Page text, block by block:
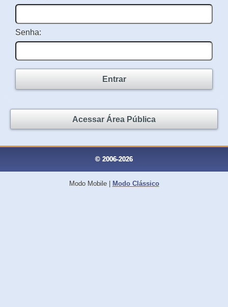
Senha:
Entrar
Acessar Área Pública
© 2006-2026
Modo Mobile| Modo Clássico